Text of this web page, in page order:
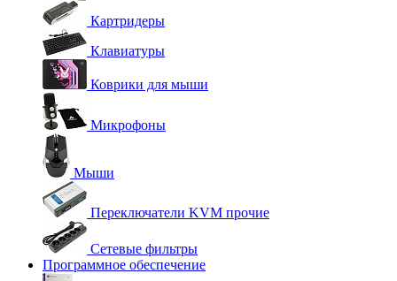
Картридеры
Клавиатуры
Коврики для мыши
Микрофоны
Мыши
Переключатели KVM прочие
Сетевые фильтры
Программное обеспечение